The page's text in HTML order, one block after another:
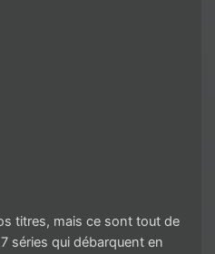
titres, mais ce sont tout de
séries qui débarquent en